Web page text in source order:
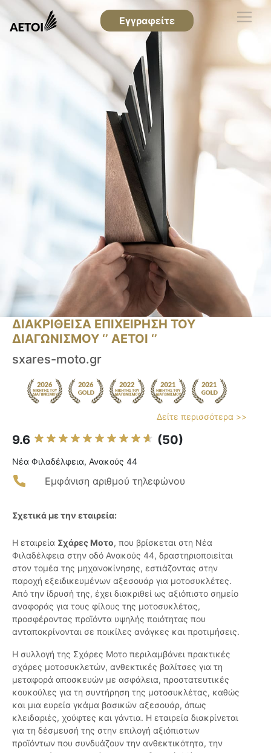
Εγγραφείτε
ΔΙΑΚΡΙΘΕΙΣΑ ΕΠΙΧΕΙΡΗΣΗ ΤΟΥ
ΔΙΑΓΩΝΙΣΜΟΥ ‘’ ΑΕΤΟΙ ‘’
sxares-moto.gr
Δείτε περισσότερα >>
9.6 (50)
Νέα Φιλαδέλφεια, Ανακούς 44
Εμφάνιση αριθμού τηλεφώνου
Σχετικά με την εταιρεία:
Η εταιρεία Σχάρες Μοτο, που βρίσκεται στη Νέα
Φιλαδέλφεια στην οδό Ανακούς 44, δραστηριοποιείται
στον τομέα της μηχανοκίνησης, εστιάζοντας στην
παροχή εξειδικευμένων αξεσουάρ για μοτοσυκλέτες.
Από την ίδρυσή της, έχει διακριθεί ως αξιόπιστο σημείο
αναφοράς για τους φίλους της μοτοσυκλέτας,
προσφέροντας προϊόντα υψηλής ποιότητας που
ανταποκρίνονται σε ποικίλες ανάγκες και προτιμήσεις.
Η συλλογή της Σχάρες Μοτο περιλαμβάνει πρακτικές
σχάρες μοτοσυκλετών, ανθεκτικές βαλίτσες για τη
μεταφορά αποσκευών με ασφάλεια, προστατευτικές
κουκούλες για τη συντήρηση της μοτοσυκλέτας, καθώς
και μια ευρεία γκάμα βασικών αξεσουάρ, όπως
κλειδαριές, χούφτες και γάντια. Η εταιρεία διακρίνεται
για τη δέσμευσή της στην επιλογή αξιόπιστων
προϊόντων που συνδυάζουν την ανθεκτικότητα, την